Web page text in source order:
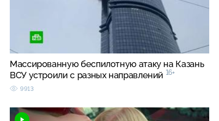
Массированную беспилотную атаку на Казань
ВСУ устроили с разных направлений 16+
9913